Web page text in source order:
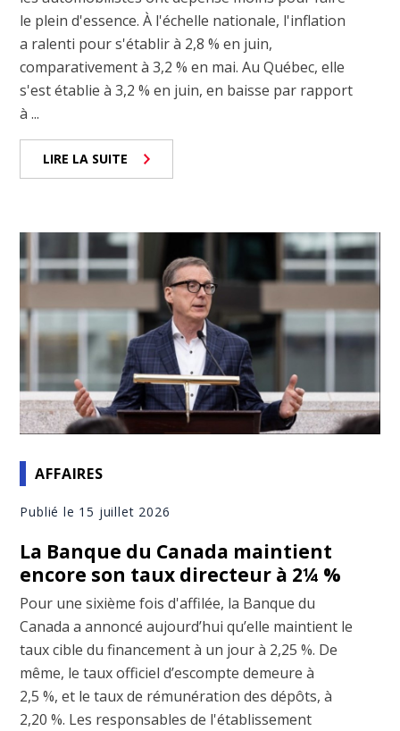
le plein d'essence. À l'échelle nationale, l'inflation
a ralenti pour s'établir à 2,8 % en juin,
comparativement à 3,2 % en mai. Au Québec, elle
s'est établie à 3,2 % en juin, en baisse par rapport
à ...
LIRE LA SUITE
AFFAIRES
Publié le 15 juillet 2026
La Banque du Canada maintient
encore son taux directeur à 2¼ %
Pour une sixième fois d'affilée, la Banque du
Canada a annoncé aujourd’hui qu’elle maintient le
taux cible du financement à un jour à 2,25 %. De
même, le taux officiel d’escompte demeure à
2,5 %, et le taux de rémunération des dépôts, à
2,20 %. Les responsables de l'établissement